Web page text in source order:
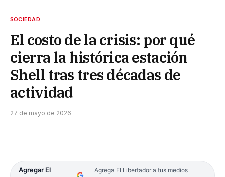
SOCIEDAD
El costo de la crisis: por qué
cierra la histórica estación
Shell tras tres décadas de
actividad
27 de mayo de 2026
Agregar El
Agrega El Libertador a tus medios